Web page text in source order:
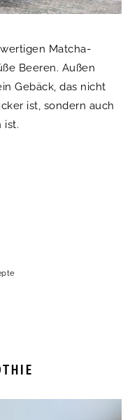
Matcha-
Beeren. Außen
Gebäck, das nicht
ist, sondern auch
ist.